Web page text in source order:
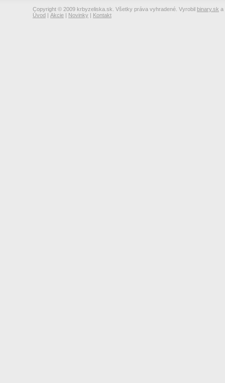
Copyright © 2009 krbyzeliska.sk. Všetky práva vyhradené. Vyrobil binary.sk a
Úvod | Akcie | Novinky | Kontakt